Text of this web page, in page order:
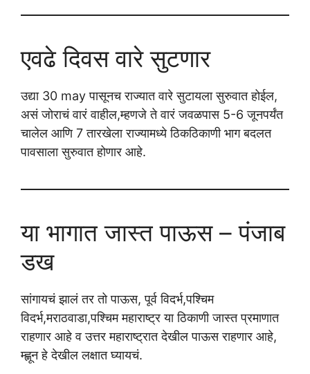
एवढे दिवस वारे सुटणार
उद्या 30 may पासूनच राज्यात वारे सुटायला सुरुवात होईल,
असं जोराचं वारं वाहील,म्हणजे ते वारं जवळपास 5-6 जूनपर्यंत
चालेल आणि 7 तारखेला राज्यामध्ये ठिकठिकाणी भाग बदलत
पावसाला सुरुवात होणार आहे.
या भागात जास्त पाऊस – पंजाब
डख
सांगायचं झालं तर तो पाऊस, पूर्व विदर्भ,पश्चिम
विदर्भ,मराठवाडा,पश्चिम महाराष्ट्र या ठिकाणी जास्त प्रमाणात
राहणार आहे व उत्तर महाराष्ट्रात देखील पाऊस राहणार आहे,
म्ह्णून हे देखील लक्षात घ्यायचं.